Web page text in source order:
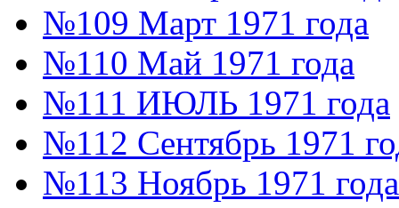
№109 Март 1971 года
№110 Май 1971 года
№111 ИЮЛЬ 1971 года
№112 Сентябрь 1971
№113 Ноябрь 1971 года